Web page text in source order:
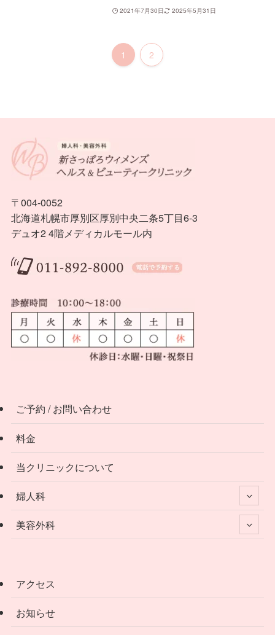
2021年7月30日 2025年5月31日
1 2
〒004-0052
北海道札幌市厚別区厚別中央二条5丁目6-3
デュオ2 4階メディカルモール内
ご予約 / お問い合わせ
料金
当クリニックについて
婦人科
美容外科
アクセス
お知らせ